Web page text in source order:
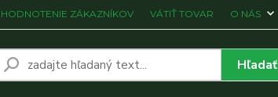
HODNOTENIE ZÁKAZNÍKOV VÁTIŤ TOVAR O NÁS
Hľadať